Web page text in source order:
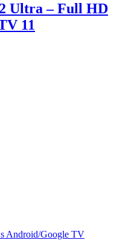
Ultra – Full HD
11
Android/Google TV